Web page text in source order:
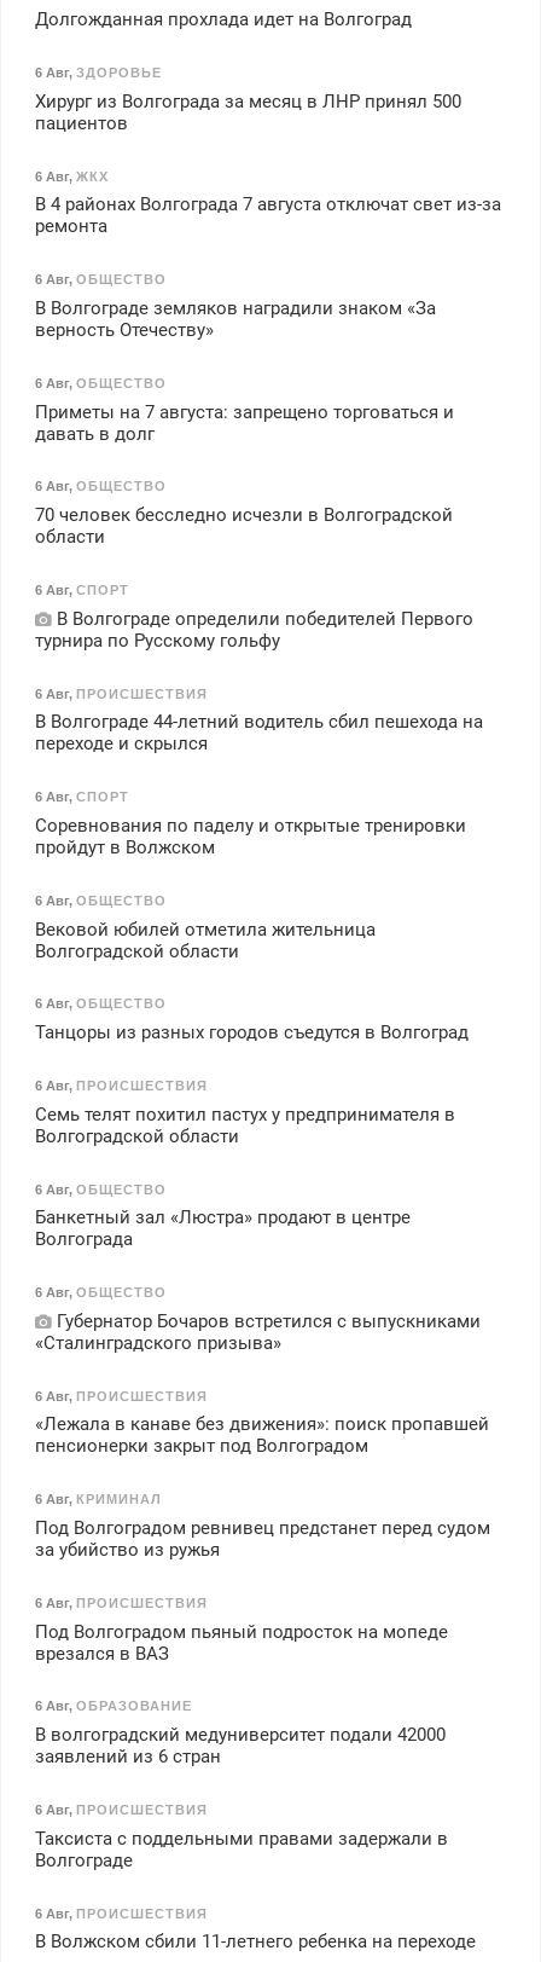
Долгожданная прохлада идет на Волгоград
6 Авг, ЗДОРОВЬЕ
Хирург из Волгограда за месяц в ЛНР принял 500
пациентов
6 Авг, ЖКХ
В 4 районах Волгограда 7 августа отключат свет из-за
ремонта
6 Авг, ОБЩЕСТВО
В Волгограде земляков наградили знаком «За
верность Отечеству»
6 Авг, ОБЩЕСТВО
Приметы на 7 августа: запрещено торговаться и
давать в долг
6 Авг, ОБЩЕСТВО
70 человек бесследно исчезли в Волгоградской
области
6 Авг, СПОРТ
В Волгограде определили победителей Первого
турнира по Русскому гольфу
6 Авг, ПРОИСШЕСТВИЯ
В Волгограде 44-летний водитель сбил пешехода на
переходе и скрылся
6 Авг, СПОРТ
Соревнования по паделу и открытые тренировки
пройдут в Волжском
6 Авг, ОБЩЕСТВО
Вековой юбилей отметила жительница
Волгоградской области
6 Авг, ОБЩЕСТВО
Танцоры из разных городов съедутся в Волгоград
6 Авг, ПРОИСШЕСТВИЯ
Семь телят похитил пастух у предпринимателя в
Волгоградской области
6 Авг, ОБЩЕСТВО
Банкетный зал «Люстра» продают в центре
Волгограда
6 Авг, ОБЩЕСТВО
Губернатор Бочаров встретился с выпускниками
«Сталинградского призыва»
6 Авг, ПРОИСШЕСТВИЯ
«Лежала в канаве без движения»: поиск пропавшей
пенсионерки закрыт под Волгоградом
6 Авг, КРИМИНАЛ
Под Волгоградом ревнивец предстанет перед судом
за убийство из ружья
6 Авг, ПРОИСШЕСТВИЯ
Под Волгоградом пьяный подросток на мопеде
врезался в ВАЗ
6 Авг, ОБРАЗОВАНИЕ
В волгоградский медуниверситет подали 42000
заявлений из 6 стран
6 Авг, ПРОИСШЕСТВИЯ
Таксиста с поддельными правами задержали в
Волгограде
6 Авг, ПРОИСШЕСТВИЯ
В Волжском сбили 11-летнего ребенка на переходе